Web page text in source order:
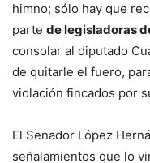
himno; sólo hay que
parte de legisladoras
consolar al diputado
de quitarle el fuero,
violación fincados por
El Senador López
señalamientos que lo